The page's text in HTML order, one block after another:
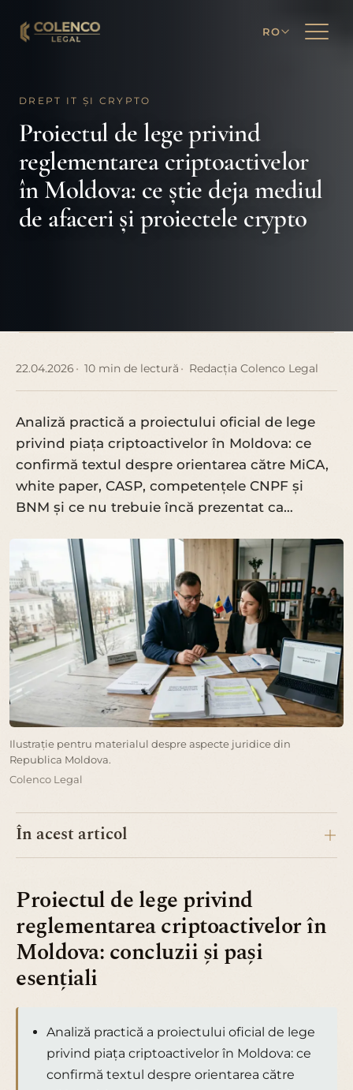
RO
DREPT IT ȘI CRYPTO
Proiectul de lege privind
reglementarea criptoactivelor
în Moldova: ce știe deja mediul
de afaceri și proiectele crypto
22.04.2026 10 min de lectură Redacția Colenco Legal
Analiză practică a proiectului oficial de lege
privind piața criptoactivelor în Moldova: ce
confirmă textul despre orientarea către MiCA,
white paper, CASP, competențele CNPF și
BNM și ce nu trebuie încă prezentat ca…
Ilustrație pentru materialul despre aspecte juridice din
Republica Moldova.
Colenco Legal
În acest articol
Proiectul de lege privind
reglementarea criptoactivelor în
Moldova: concluzii și pași
esențiali
Analiză practică a proiectului oficial de lege
privind piața criptoactivelor în Moldova: ce
confirmă textul despre orientarea către